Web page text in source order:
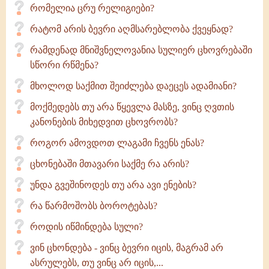
რომელია ცრუ რელიგიები?
რატომ არის ბევრი აღმსარებლობა ქვეყნად?
რამდენად მნიშვნელოვანია სულიერ ცხოვრებაში
სწორი რწმენა?
მხოლოდ საქმით შეიძლება დაეცეს ადამიანი?
მოქმედებს თუ არა წყევლა მასზე, ვინც ღვთის
კანონების მიხედვით ცხოვრობს?
როგორ ამოვდოთ ლაგამი ჩვენს ენას?
ცხონებაში მთავარი საქმე რა არის?
უნდა გვეშინოდეს თუ არა ავი ენების?
რა წარმოშობს ბოროტებას?
როდის იწმინდება სული?
ვინ ცხონდება - ვინც ბევრი იცის, მაგრამ არ
ასრულებს, თუ ვინც არ იცის,...